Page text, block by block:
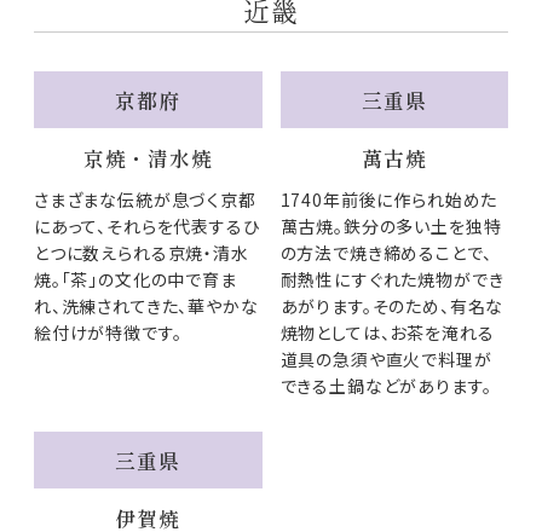
近畿
京都府
京焼・清水焼
さまざまな伝統が息づく京都
にあって、それらを代表するひ
とつに数えられる京焼・清水
焼。「茶」の文化の中で育ま
れ、洗練されてきた、華やかな
絵付けが特徴です。
三重県
萬古焼
1740年前後に作られ始めた
萬古焼。鉄分の多い土を独特
の方法で焼き締めることで、
耐熱性にすぐれた焼物ができ
あがります。そのため、有名な
焼物としては、お茶を淹れる
道具の急須や直火で料理が
できる土鍋などがあります。
三重県
伊賀焼